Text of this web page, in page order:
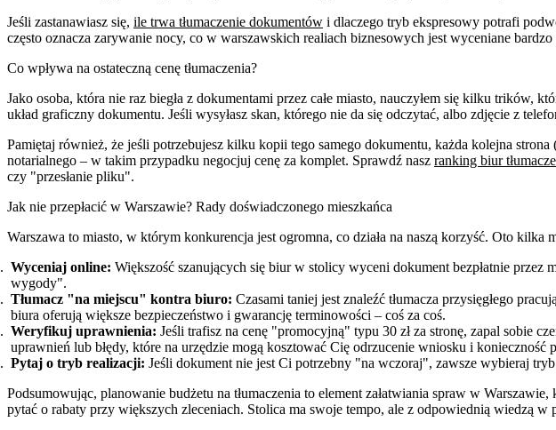
Jeśli zastanawiasz się, ile trwa tłumaczenie dokumentów i dlaczego tryb ekspresowy potrafi
często oznacza zarywanie nocy, co w warszawskich realiach biznesowych jest wyceniane
Co wpływa na ostateczną cenę tłumaczenia?
Jako osoba, która nie raz biegła z dokumentami przez całe miasto, nauczyłem się kilku trików,
układ graficzny dokumentu. Jeśli wysyłasz skan, którego nie da się odczytać, albo zdjęcie z
Pamiętaj również, że jeśli potrzebujesz kilku kopii tego samego dokumentu, każda kolejna
notarialnego – w takim przypadku negocjuj cenę za komplet. Sprawdź nasz ranking biur
czy "przesłanie pliku".
Jak nie przepłacić w Warszawie? Rady doświadczonego mieszkańca
Warszawa to miasto, w którym konkurencja jest ogromna, co działa na naszą korzyść. Oto kilka
Wyceniaj online: Większość szanujących się biur w stolicy wyceni dokument bezpłatnie
wygody".
Tłumacz "na miejscu" kontra biuro: Czasami taniej jest znaleźć tłumacza przysięgłego
biura oferują większe bezpieczeństwo i gwarancję terminowości – coś za coś.
Weryfikuj uprawnienia: Jeśli trafisz na cenę "promocyjną" typu 30 zł za stronę, zapal sobie
uprawnień lub błędy, które na urzędzie mogą kosztować Cię odrzucenie wniosku i konieczność
Pytaj o tryb realizacji: Jeśli dokument nie jest Ci potrzebny "na wczoraj", zawsze wybieraj
Podsumowując, planowanie budżetu na tłumaczenia to element załatwiania spraw w
pytać o rabaty przy większych zleceniach. Stolica ma swoje tempo, ale z odpowiednią wiedzą